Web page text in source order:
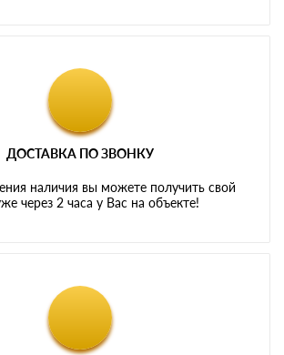
ДОСТАВКА ПО ЗВОНКУ
наличия вы можете получить свой
через 2 часа у Вас на объекте!